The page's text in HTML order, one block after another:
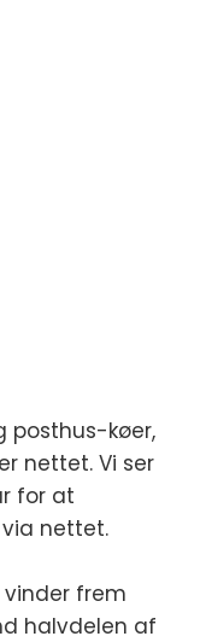
posthus-køer,
nettet. Vi ser
for at
nettet.
frem
halvdelen af